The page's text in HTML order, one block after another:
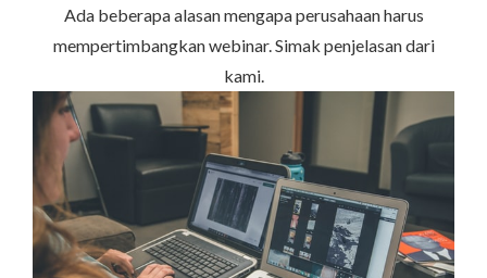
Ada beberapa alasan mengapa perusahaan harus
mempertimbangkan webinar. Simak penjelasan dari
kami.